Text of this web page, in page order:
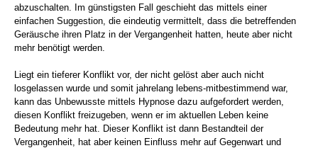
abzuschalten. Im günstigsten Fall geschieht das mittels einer
einfachen Suggestion, die eindeutig vermittelt, dass die betreffenden
Geräusche ihren Platz in der Vergangenheit hatten, heute aber nicht
mehr benötigt werden.
Liegt ein tieferer Konflikt vor, der nicht gelöst aber auch nicht
losgelassen wurde und somit jahrelang lebens-mitbestimmend war,
kann das Unbewusste mittels Hypnose dazu aufgefordert werden,
diesen Konflikt freizugeben, wenn er im aktuellen Leben keine
Bedeutung mehr hat. Dieser Konflikt ist dann Bestandteil der
Vergangenheit, hat aber keinen Einfluss mehr auf Gegenwart und